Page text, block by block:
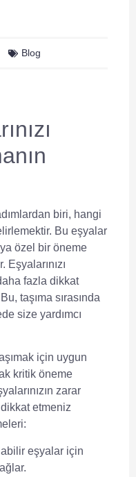
Blog
biri, hangi
Bu eşyalar
özel bir öneme
fazla dikkat
taşıma sırasında
size yardımcı
için uygun
kritik öneme
zarar
etmeniz
eşyalar için